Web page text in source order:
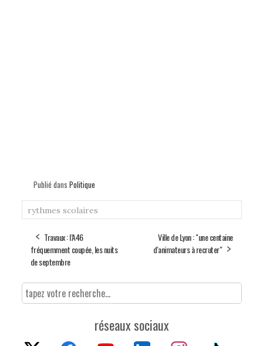
Publié dans Politique
rythmes scolaires
Travaux : l’A46
fréquemment coupée, les nuits
de septembre
Ville de Lyon : "une centaine
d'animateurs à recruter"
réseaux sociaux